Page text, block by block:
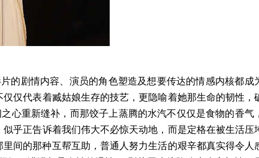
的剧情内容、演员的角色塑造及想要传达的情感内核都成
仅仅代表着臧姑娘生存的技艺，更隐喻着她那生命的韧性，
心重新缝补，而那饺子上蒸腾的水汽不仅仅是食物的香气
乎正告诉着我们伟大不必惊天动地，而是定格在被生活压
里间的那种互帮互助，普通人努力生活的艰辛都真实得令人